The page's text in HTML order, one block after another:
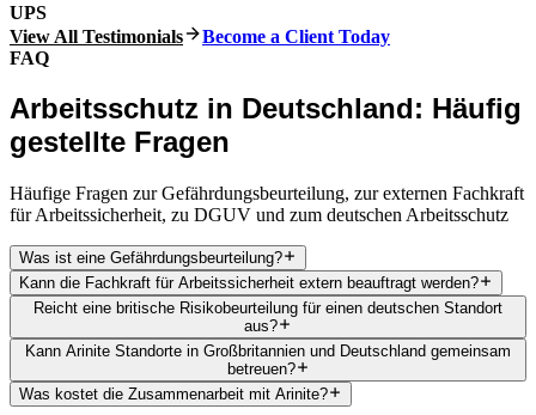
UPS
View All Testimonials
Become a Client Today
FAQ
Arbeitsschutz in Deutschland: Häufig
gestellte Fragen
Häufige Fragen zur Gefährdungsbeurteilung, zur externen Fachkraft
für Arbeitssicherheit, zu DGUV und zum deutschen Arbeitsschutz
Was ist eine Gefährdungsbeurteilung?
Kann die Fachkraft für Arbeitssicherheit extern beauftragt werden?
Reicht eine britische Risikobeurteilung für einen deutschen Standort
aus?
Kann Arinite Standorte in Großbritannien und Deutschland gemeinsam
betreuen?
Was kostet die Zusammenarbeit mit Arinite?